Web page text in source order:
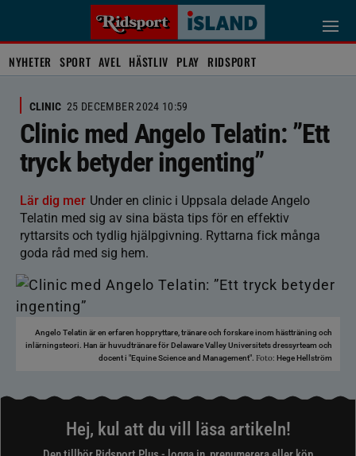
NYHETER SPORT AVEL HÄSTLIV PLAY RIDSPORT
CLINIC 25 DECEMBER 2024 10:59
Clinic med Angelo Telatin: ”Ett
tryck betyder ingenting”
Lär dig mer Under en clinic i Uppsala delade Angelo
Telatin med sig av sina bästa tips för en effektiv
ryttarsits och tydlig hjälpgivning. Ryttarna fick många
goda råd med sig hem.
Angelo Telatin är en erfaren hoppryttare, tränare och forskare inom hästträning och
inlärningsteori. Han är huvudtränare för Delaware Valley Universitets dressyrteam och
docent i "Equine Science and Management". Foto: Hege Hellström
Hej, kul att du vill läsa artikeln!